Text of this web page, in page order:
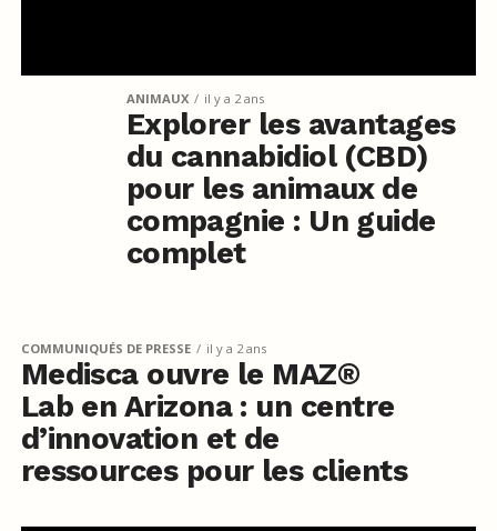
ANIMAUX il y a 2 ans
Explorer les avantages
du cannabidiol (CBD)
pour les animaux de
compagnie : Un guide
complet
COMMUNIQUÉS DE PRESSE il y a 2 ans
Medisca ouvre le MAZ®
Lab en Arizona : un centre
d’innovation et de
ressources pour les clients